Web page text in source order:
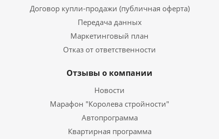
Договор купли-продажи (публичная оферта)
Передача данных
Маркетинговый план
Отказ от ответственности
Отзывы о компании
Новости
Марафон "Королева стройности"
Автопрограмма
Квартирная программа